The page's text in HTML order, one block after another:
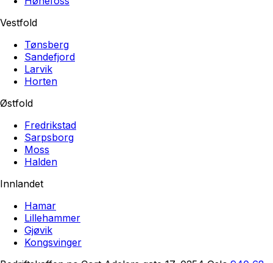
Vestfold
Tønsberg
Sandefjord
Larvik
Horten
Østfold
Fredrikstad
Sarpsborg
Moss
Halden
Innlandet
Hamar
Lillehammer
Gjøvik
Kongsvinger